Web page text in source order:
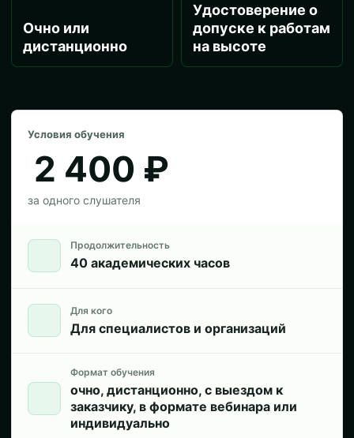
Очно или
дистанционно
Удостоверение о
допуске к работам
на высоте
Условия обучения
2 400 ₽
за одного слушателя
Продолжительность
40 академических часов
Для кого
Для специалистов и организаций
Формат обучения
очно, дистанционно, с выездом к
заказчику, в формате вебинара или
индивидуально